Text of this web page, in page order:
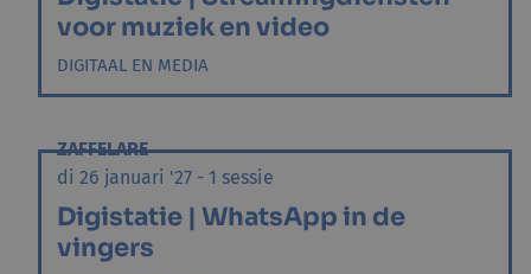
voor muziek en video
DIGITAAL EN MEDIA
ZAFFELARE
di 26 januari '27 - 1 sessie
Digistatie | WhatsApp in de
vingers